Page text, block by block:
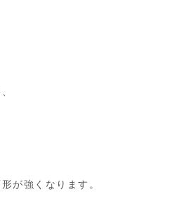
が強くなります。